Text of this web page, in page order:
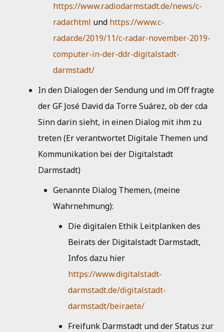
Shells
Single Sign-On
Trolltop (X220) ausleihen
[andi] Vorstand als
Schlichtungsstelle - WTF
Aktivitätenbericht 2018
Aktivitätenbericht 2017
Aktivitätenbericht 2016
Aktivitätenbericht 2015
Aktivitätenbericht 2014
Jahresbericht 2012
Jahresbericht 2011
Jahresbericht 2009
Jahresbericht 2008
https://www.radiodarmstadt.de/news/c-
radar.html und https://www.c-
radar.de/2019/11/c-radar-november-2019-
computer-in-der-ddr-digitalstadt-
darmstadt/
In den Dialogen der Sendung und im Off fragte
der GF José David da Torre Suárez, ob der cda
Sinn darin sieht, in einen Dialog mit ihm zu
treten (Er verantwortet Digitale Themen und
Kommunikation bei der Digitalstadt
Darmstadt)
Genannte Dialog Themen, (meine
Wahrnehmung):
Die digitalen Ethik Leitplanken des
Beirats der Digitalstadt Darmstadt,
Infos dazu hier
https://www.digitalstadt-
darmstadt.de/digitalstadt-
darmstadt/beiraete/
Freifunk Darmstadt und der Status zur